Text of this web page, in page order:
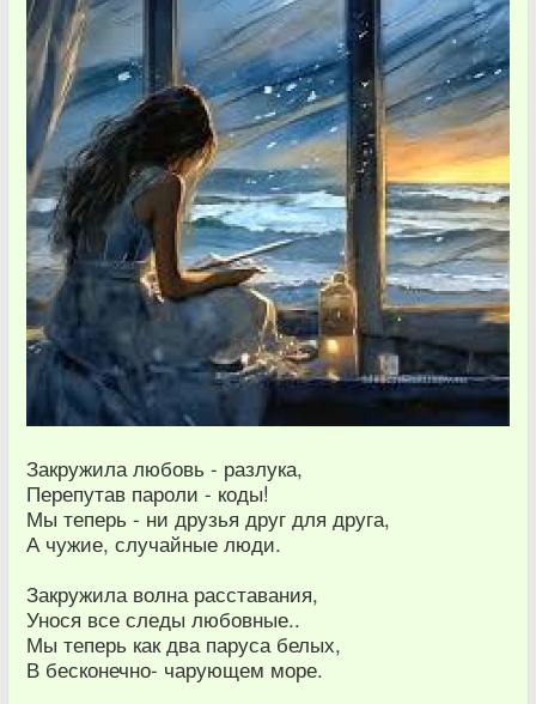
Закружила любовь - разлука,
Перепутав пароли - коды!
Мы теперь - ни друзья друг для друга,
А чужие, случайные люди.
Закружила волна расставания,
Унося все следы любовные..
Мы теперь как два паруса белых,
В бесконечно- чарующем море.